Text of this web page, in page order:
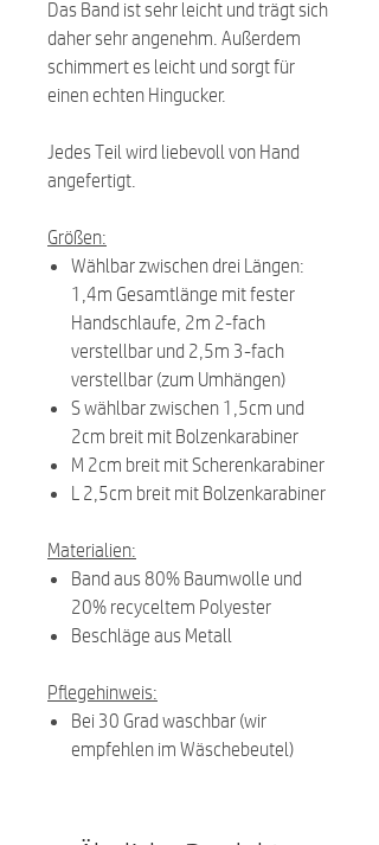
Das Band ist sehr leicht und trägt sich
daher sehr angenehm. Außerdem
schimmert es leicht und sorgt für
einen echten Hingucker.
Jedes Teil wird liebevoll von Hand
angefertigt.
Größen:
Wählbar zwischen drei Längen:
1,4m Gesamtlänge mit fester
Handschlaufe, 2m 2-fach
verstellbar und 2,5m 3-fach
verstellbar (zum Umhängen)
S wählbar zwischen 1,5cm und
2cm breit mit Bolzenkarabiner
M 2cm breit mit Scherenkarabiner
L 2,5cm breit mit Bolzenkarabiner
Materialien:
Band aus 80% Baumwolle und
20% recyceltem Polyester
Beschläge aus Metall
Pflegehinweis:
Bei 30 Grad waschbar (wir
empfehlen im Wäschebeutel)